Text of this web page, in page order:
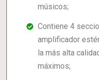
músicos;
Contiene 4
amplificador
la más alta
máximos;